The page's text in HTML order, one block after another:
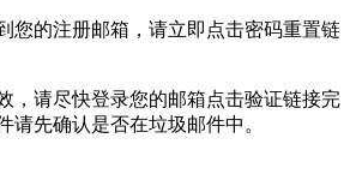
您的注册邮箱，请立即点击密码重置链
，请尽快登录您的邮箱点击验证链接完
请先确认是否在垃圾邮件中。